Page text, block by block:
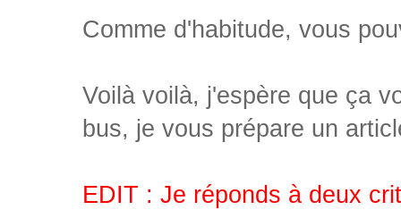
Comme d'habitude, vous
Voilà voilà, j'espère que ça
bus, je vous prépare un
EDIT : Je réponds à deux